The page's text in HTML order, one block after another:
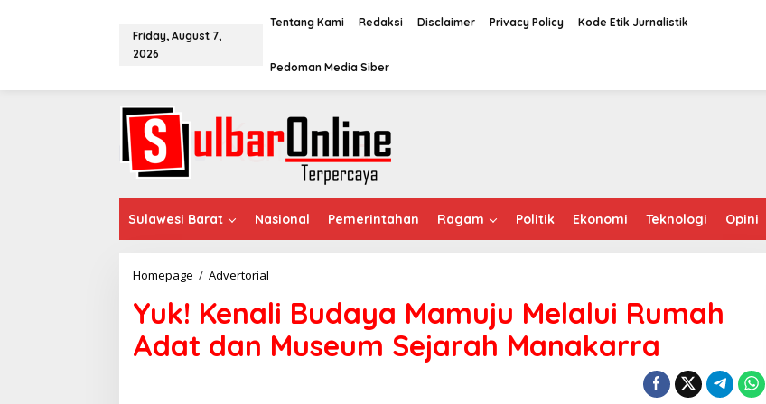
o
Friday, August 7,
2026
Tentang Kami Redaksi Disclaimer Privacy Policy Kode Etik Jurnalistik
Pedoman Media Siber
Sulawesi Barat Nasional Pemerintahan Ragam Politik Ekonomi Teknologi Opini
Homepage / Advertorial
k
!
K
e
Yuk! Kenali Budaya Mamuju Melalui Rumah
Adat dan Museum Sejarah Manakarra